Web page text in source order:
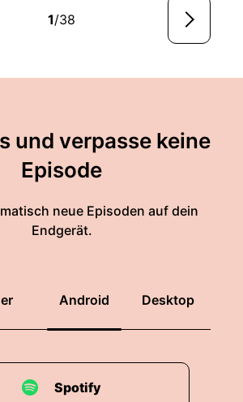
1/38
und verpasse keine
Episode
neue Episoden auf dein
Endgerät.
Android Desktop
Spotify